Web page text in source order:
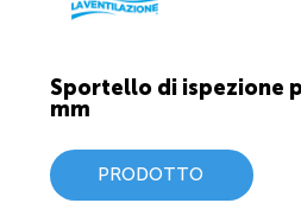
Sportello di ispezione
mm
PRODOTTO